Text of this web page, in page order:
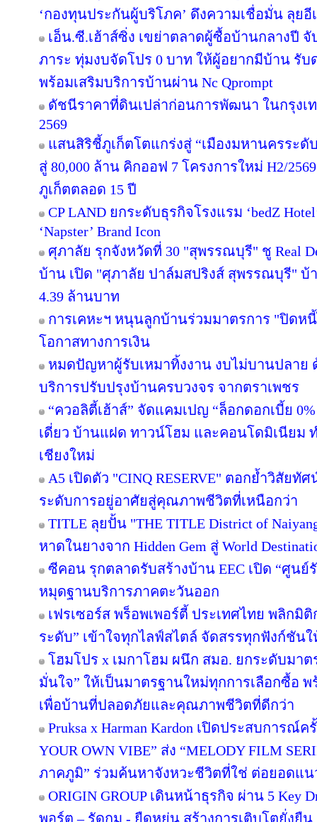
‘กองทุนประกันผู้บริโภค’ ดึงความเชื่อมั่น ลุย
เอ็น.ซี.เฮ้าส์ซิ่ง เขย่าตลาดผู้ซื้อบ้านกลางปี
ภาระ ทุ่มงบจัดโปร 0 บาท ให้ผู้อยากมีบ้าน รับ
พร้อมเสริมบริการบ้านผ่าน Nc Qprompt
ดัชนีราคาที่ดินเปล่าก่อนการพัฒนา ในกรุงเ
2569
แสนสิริชี้ภูเก็ตโตแกร่งสู่ “เมืองมหานครระ
สู่ 80,000 ล้าน คิกออฟ 7 โครงการใหม่ H2/
ภูเก็ตตลอด 15 ปี
CP LAND ยกระดับธุรกิจโรงแรม ‘bedZ
‘Napster’ Brand Icon
ศุภาลัย รุกจังหวัดที่ 30 "สุพรรณบุรี" ชู Real
บ้าน เปิด "ศุภาลัย ปาล์มสปริงส์ สุพรรณบุรี" บ้
4.39 ล้านบาท
การเคหะฯ หนุนลูกบ้านร่วมมาตรการ "ปิดห
โอกาสทางการเงิน
หมดปัญหาผู้รับเหมาทิ้งงาน งบไม่บานปลาย ด้
บริการปรับปรุงบ้านครบวงจร จากตราเพชร
“ควอลิตี้เฮ้าส์” จัดแคมเปญ “ล็อกดอกเบี้ย
เดี่ยว บ้านแฝด ทาวน์โฮม และคอนโดมิเนียม
เชียงใหม่
A5 เปิดตัว "CINQ RESERVE" ตอกย้ำวิสัยทัศ
ระดับการอยู่อาศัยสู่คุณภาพชีวิตที่เหนือกว่า
TITLE ลุยปั้น "THE TITLE District of
หาดในยางจาก Hidden Gem สู่ World
ซีคอน รุกตลาดรับสร้างบ้าน EEC เปิด “ศูน
หมุดฐานบริการภาคตะวันออก
เฟรเซอร์ส พร็อพเพอร์ตี้ ประเทศไทย พลิกมิ
ระดับ” เข้าใจทุกไลฟ์สไตล์ จัดสรรทุกฟังก์ชัน
โฮมโปร x เมกาโฮม ผนึก สมอ. ยกระดับมา
มั่นใจ” ให้เป็นมาตรฐานใหม่ทุกการเลือกซื้อ
เพื่อบ้านที่ปลอดภัยและคุณภาพชีวิตที่ดีกว่า
Pruksa x Harman Kardon เปิดประสบการณ์
YOUR OWN VIBE” ส่ง “MELODY FILM
ภาคภูมิ” ร่วมค้นหาจังหวะชีวิตที่ใช่ ต่อยอดแน
ORIGIN GROUP เดินหน้าธุรกิจ ผ่าน 5 Key
พอร์ต – รัดกุม - ยืดหยุ่น สร้างการเติบโตยั่งยื